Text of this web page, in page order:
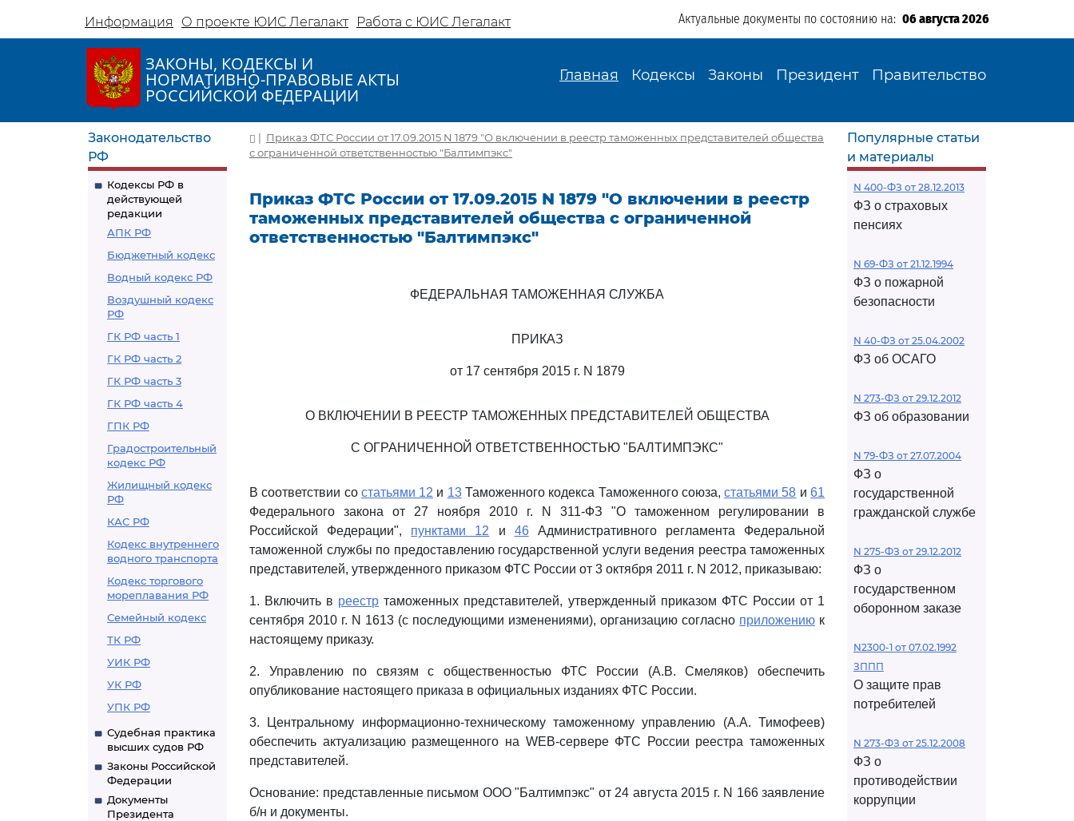
Информация О проекте ЮИС Легалакт Работа с ЮИС Легалакт Актуальные документы по состоянию на: 06 августа 2026
ЗАКОНЫ, КОДЕКСЫ И
НОРМАТИВНО-ПРАВОВЫЕ АКТЫ
РОССИЙСКОЙ ФЕДЕРАЦИИ
Главная Кодексы Законы Президент Правительство
Законодательство
РФ
Кодексы РФ в
действующей
редакции
АПК РФ
Бюджетный кодекс
Водный кодекс РФ
Воздушный кодекс
РФ
ГК РФ часть 1
ГК РФ часть 2
ГК РФ часть 3
ГК РФ часть 4
ГПК РФ
Градостроительный
кодекс РФ
Жилищный кодекс
РФ
КАС РФ
Кодекс внутреннего
водного транспорта
Кодекс торгового
мореплавания РФ
Семейный кодекс
ТК РФ
УИК РФ
УК РФ
УПК РФ
Судебная практика
высших судов РФ
Законы Российской
Федерации
Документы
Президента
| Приказ ФТС России от 17.09.2015 N 1879 "О включении в реестр таможенных представителей общества
с ограниченной ответственностью "Балтимпэкс"
Приказ ФТС России от 17.09.2015 N 1879 "О включении в реестр
таможенных представителей общества с ограниченной
ответственностью "Балтимпэкс"
ФЕДЕРАЛЬНАЯ ТАМОЖЕННАЯ СЛУЖБА
ПРИКАЗ
от 17 сентября 2015 г. N 1879
О ВКЛЮЧЕНИИ В РЕЕСТР ТАМОЖЕННЫХ ПРЕДСТАВИТЕЛЕЙ ОБЩЕСТВА
С ОГРАНИЧЕННОЙ ОТВЕТСТВЕННОСТЬЮ "БАЛТИМПЭКС"
В соответствии со статьями 12 и 13Таможенного кодекса Таможенного союза,статьями 58 и61
Федерального закона от 27 ноября 2010 г. N 311-ФЗ "О таможенном регулировании в
Российской Федерации", пунктами 12 и 46Административного регламента Федеральной
таможенной службы по предоставлению государственной услуги ведения реестра таможенных
представителей, утвержденного приказом ФТС России от 3 октября 2011 г. N 2012, приказываю:
1. Включить в реестр таможенных представителей, утвержденный приказом ФТС России от 1
сентября 2010 г. N 1613 (с последующими изменениями), организацию согласно приложению к
настоящему приказу.
2. Управлению по связям с общественностью ФТС России (А.В. Смеляков) обеспечить
опубликование настоящего приказа в официальных изданиях ФТС России.
3. Центральному информационно-техническому таможенному управлению (А.А. Тимофеев)
обеспечить актуализацию размещенного на WEB-сервере ФТС России реестра таможенных
представителей.
Основание: представленные письмом ООО "Балтимпэкс" от 24 августа 2015 г. N 166 заявление
б/н и документы.
Популярные статьи
и материалы
N 400-ФЗ от 28.12.2013
ФЗ о страховых
пенсиях
N 69-ФЗ от 21.12.1994
ФЗ о пожарной
безопасности
N 40-ФЗ от 25.04.2002
ФЗ об ОСАГО
N 273-ФЗ от 29.12.2012
ФЗ об образовании
N 79-ФЗ от 27.07.2004
ФЗ о
государственной
гражданской службе
N 275-ФЗ от 29.12.2012
ФЗ о
государственном
оборонном заказе
N2300-1 от 07.02.1992
ЗППП
О защите прав
потребителей
N 273-ФЗ от 25.12.2008
ФЗ о
противодействии
коррупции